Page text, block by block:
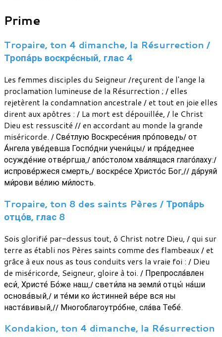
Prime
Tropaire, ton 4 dimanche, la Résurrection /
Тропа́рь воскре́сный, глас 4
Les femmes disciples du Seigneur /reçurent de l'ange la
proclamation lumineuse de la Résurrection ; / elles
rejetèrent la condamnation ancestrale / et tout en joie elles
dirent aux apôtres : / La mort est dépouillée, / le Christ
Dieu est ressuscité // en accordant au monde la grande
miséricorde. / Све́тлую Воскресе́ния про́поведь/ от
А́нгела уве́девша Госпо́дни учени́цы/ и пра́деднее
осужде́ние отве́ргша,/ апо́столом хва́лящася глаго́лаху:/
испрове́ржеся смерть,/ воскре́се Христо́с Бог,// да́руяй
ми́рови ве́лию ми́лость.
Tropaire, ton 8 des saints Pères / Тропа́рь
отцо́в, глас 8
Sois glorifié par-dessus tout, ô Christ notre Dieu, / qui sur
terre as établi nos Pères saints comme des flambeaux / et
grâce à eux nous as tous conduits vers la vraie foi : / Dieu
de miséricorde, Seigneur, gloire à toi. / Препросла́влен
еси́, Христе́ Бо́же наш,/ свети́ла на земли́ отцы́ на́ши
основа́вый,/ и те́ми ко и́стинней ве́ре вся ны
наста́вивый,// Многоблагоутро́бне, сла́ва Тебе́.
Kondakion, ton 4 dimanche, la Résurrection